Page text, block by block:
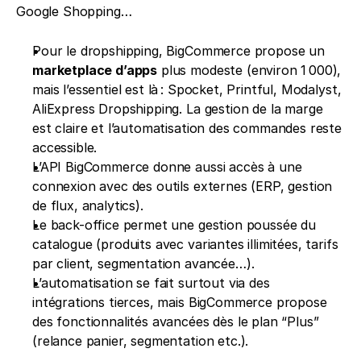
Google Shopping…
Pour le dropshipping, BigCommerce propose un
marketplace d’apps plus modeste (environ 1 000),
mais l’essentiel est là : Spocket, Printful, Modalyst,
AliExpress Dropshipping. La gestion de la marge
est claire et l’automatisation des commandes reste
accessible.
L’API BigCommerce donne aussi accès à une
connexion avec des outils externes (ERP, gestion
de flux, analytics).
Le back-office permet une gestion poussée du
catalogue (produits avec variantes illimitées, tarifs
par client, segmentation avancée…).
L’automatisation se fait surtout via des
intégrations tierces, mais BigCommerce propose
des fonctionnalités avancées dès le plan “Plus”
(relance panier, segmentation etc.).